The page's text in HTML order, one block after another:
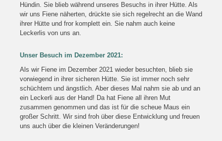
Hündin. Sie blieb während unseres Besuchs in ihrer Hütte. Als
wir uns Fiene näherten, drückte sie sich regelrecht an die Wand
ihrer Hütte und fror komplett ein. Sie nahm auch keine
Leckerlis von uns an.
Unser Besuch im Dezember 2021:
Als wir Fiene im Dezember 2021 wieder besuchten, blieb sie
vorwiegend in ihrer sicheren Hütte. Sie ist immer noch sehr
schüchtern und ängstlich. Aber dieses Mal nahm sie ab und an
ein Leckerli aus der Hand! Da hat Fiene all ihren Mut
zusammen genommen und das ist für die scheue Maus ein
großer Schritt. Wir sind froh über diese Entwicklung und freuen
uns auch über die kleinen Veränderungen!